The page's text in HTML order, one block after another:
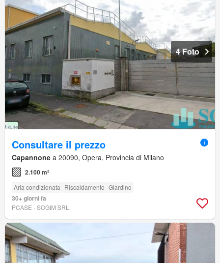
4 Foto
Consultare il prezzo
Capannone a 20090, Opera, Provincia di Milano
2.100 m²
Aria condizionata Riscaldamento Giardino
30+ giorni fa
PCASE - SOGIM SRL